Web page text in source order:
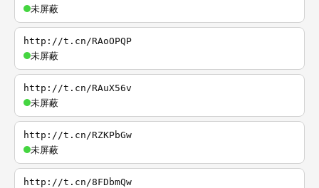
未屏蔽
http://t.cn/RAoOPQP
未屏蔽
http://t.cn/RAuX56v
未屏蔽
http://t.cn/RZKPbGw
未屏蔽
http://t.cn/8FDbmQw